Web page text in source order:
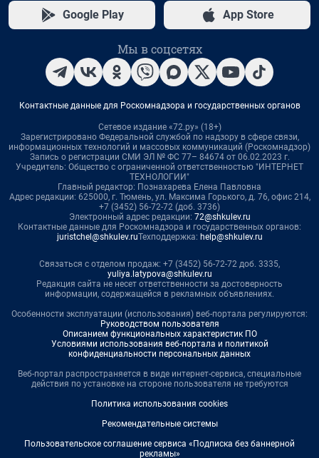
Google Play App Store
Мы в соцсетях
Контактные данные для Роскомнадзора и государственных органов
Сетевое издание «72.ру» (18+)
Зарегистрировано Федеральной службой по надзору в сфере связи,
информационных технологий и массовых коммуникаций (Роскомнадзор)
Запись о регистрации СМИ ЭЛ № ФС 77– 84674 от 06.02.2023 г.
Учредитель: Общество с ограниченной ответственностью "ИНТЕРНЕТ
ТЕХНОЛОГИИ"
Главный редактор: Познахарева Елена Павловна
Адрес редакции: 625000, г. Тюмень, ул. Максима Горького, д. 76, офис 214,
+7 (3452) 56-72-72 (доб. 3736)
Электронный адрес редакции: 72@shkulev.ru
Контактные данные для Роскомнадзора и государственных органов:
juristchel@shkulev.ruТехподдержка: help@shkulev.ru
Связаться с отделом продаж: +7 (3452) 56-72-72 доб. 3335,
yuliya.latypova@shkulev.ru
Редакция сайта не несет ответственности за достоверность
информации, содержащейся в рекламных объявлениях.
Особенности эксплуатации (использования) веб-портала регулируются:
Руководством пользователя
Описанием функциональных характеристик ПО
Условиями использования веб-портала и политикой
конфиденциальности персональных данных
Веб-портал распространяется в виде интернет-сервиса, специальные
действия по установке на стороне пользователя не требуются
Политика использования cookies
Рекомендательные системы
Пользовательское соглашение сервиса «Подписка без баннерной
рекламы»